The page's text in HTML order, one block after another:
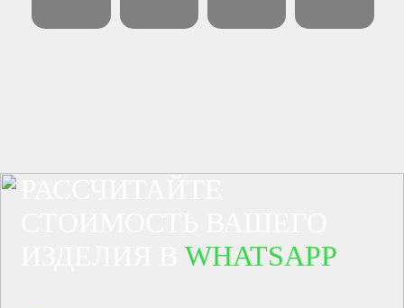
ИЗДЕЛИЯ ВWHATSAPP